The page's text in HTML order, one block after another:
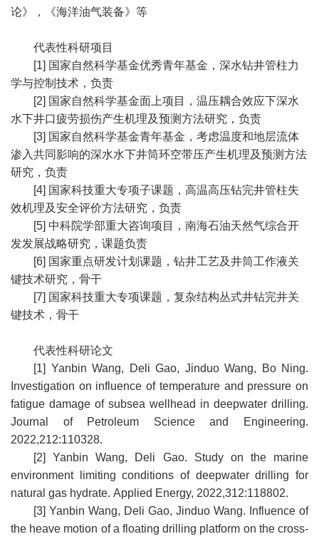
论》，《海洋油气装备》等
代表性科研项目
[1] 国家自然科学基金优秀青年基金，深水钻井管柱力
学与控制技术，负责
[2] 国家自然科学基金面上项目，温压耦合效应下深水
水下井口疲劳损伤产生机理及预测方法研究，负责
[3] 国家自然科学基金青年基金，考虑温度和地层流体
渗入共同影响的深水水下井筒环空带压产生机理及预测方法
研究，负责
[4] 国家科技重大专项子课题，高温高压钻完井管柱失
效机理及安全评价方法研究，负责
[5] 中科院学部重大咨询项目，南海石油天然气综合开
发发展战略研究，课题负责
[6] 国家重点研发计划课题，钻井工艺及井筒工作液关
键技术研究，骨干
[7] 国家科技重大专项课题，复杂结构丛式井钻完井关
键技术，骨干
代表性科研论文
[1] Yanbin Wang, Deli Gao, Jinduo Wang, Bo Ning.
Investigation on influence of temperature and pressure on
fatigue damage of subsea wellhead in deepwater drilling.
Journal of Petroleum Science and Engineering.
2022,212:110328.
[2] Yanbin Wang, Deli Gao. Study on the marine
environment limiting conditions of deepwater drilling for
natural gas hydrate. Applied Energy, 2022,312:118802.
[3] Yanbin Wang, Deli Gao, Jinduo Wang. Influence of
the heave motion of a floating drilling platform on the cross-